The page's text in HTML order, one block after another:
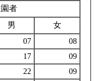
者
男
女
07
08
17
09
22
09